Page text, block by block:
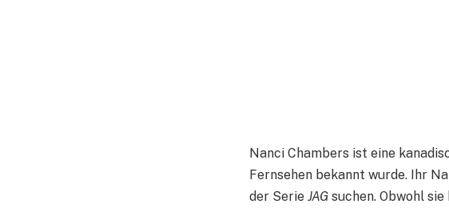
Nanci Chambers ist eine
Fernsehen bekannt wurde. Ihr
der Serie JAG suchen. Obwohl